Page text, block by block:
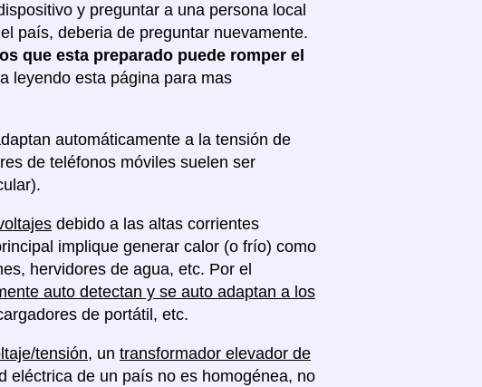
y preguntar a una persona local
país, deberia de preguntar nuevamente.
que esta preparado puede romper el
leyendo esta página para mas
automáticamente a la tensión de
de teléfonos móviles suelen ser
debido a las altas corrientes
implique generar calor (o frío) como
hervidores de agua, etc. Por el
auto detectan y se auto adaptan a los
de portátil, etc.
tensión, un transformador elevador de
eléctrica de un país no es homogénea, no